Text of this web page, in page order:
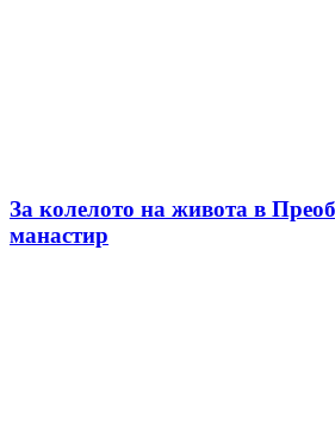
За колелото на живота в
манастир